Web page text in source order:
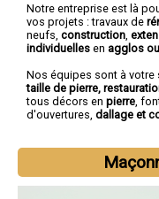
Notre entreprise est là
vos projets : travaux de
neufs, construction
individuelles en agglos
Nos équipes sont à votre
taille de pierre,
tous décors en pierre ,
d'ouvertures, dallage et